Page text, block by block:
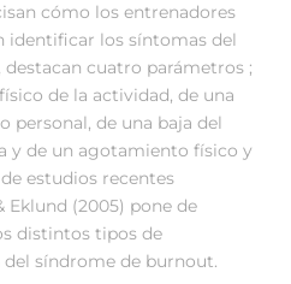
cómo los entrenadores
identificar los síntomas del
cuatro parámetros ;
de la actividad, de una
personal, de una baja del
y de un agotamiento físico y
estudios recentes
Eklund (2005) pone de
distintos tipos de
síndrome de burnout.